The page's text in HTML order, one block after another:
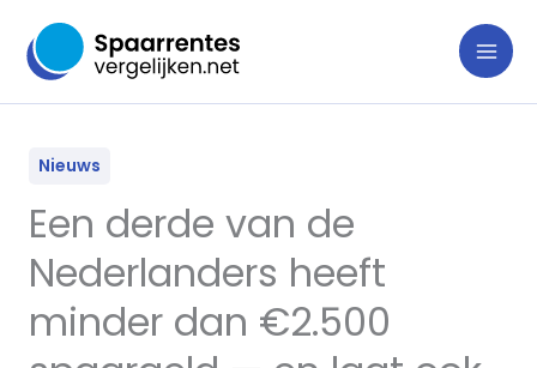
naar
inhoud
Nieuws
Een derde van de
Nederlanders heeft
minder dan €2.500